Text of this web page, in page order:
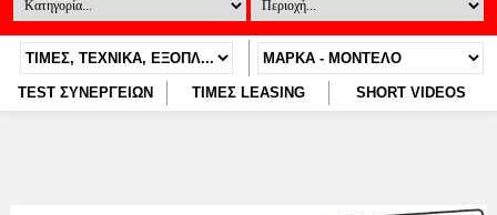
TEST ΣΥΝΕΡΓΕΙΩΝ ΤΙΜΕΣ LEASING SHORT VIDEOS